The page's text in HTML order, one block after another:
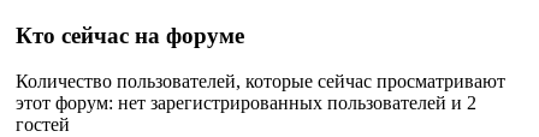
Кто сейчас на форуме
Количество пользователей, которые сейчас просматривают
этот форум: нет зарегистрированных пользователей и 2
гостей